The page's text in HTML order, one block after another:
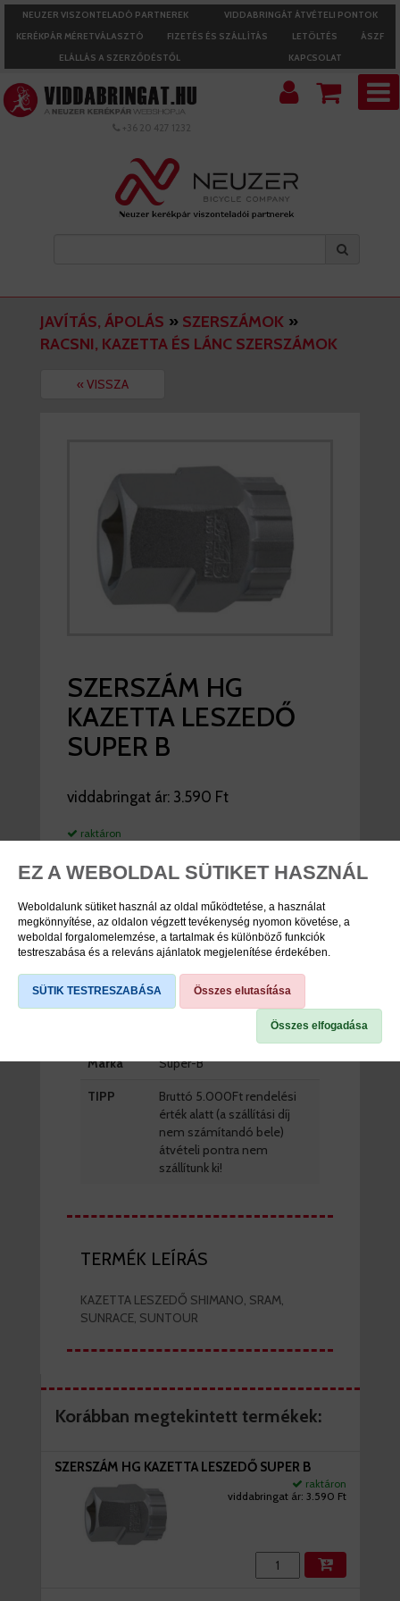
EZ A WEBOLDAL SÜTIKET HASZNÁL
Weboldalunk sütiket használ az oldal működtetése, a használat
megkönnyítése, az oldalon végzett tevékenység nyomon követése, a
weboldal forgalomelemzése, a tartalmak és különböző funkciók
testreszabása és a releváns ajánlatok megjelenítése érdekében.
SÜTIK TESTRESZABÁSA Összes elutasítása
Összes elfogadása
NEUZER VISZONTELADÓ PARTNEREK
VIDDABRINGÁT ÁTVÉTELI PONTOK
KERÉKPÁR MÉRETVÁLASZTÓ
FIZETÉS ÉS SZÁLLÍTÁS LETÖLTÉS
ÁSZF
ELÁLLÁS A SZERZŐDÉSTŐL
KAPCSOLAT
+36 20 427 1232
JAVÍTÁS, ÁPOLÁS » SZERSZÁMOK »
RACSNI, KAZETTA ÉS LÁNC SZERSZÁMOK
« VISSZA
SZERSZÁM HG
KAZETTA LESZEDŐ
SUPER B
viddabringat ár: 3.590 Ft
raktáron
DB
KOSÁRBA
TERMÉK SPECIFIKÁCIÓK
Márka Super-B
TIPP
Bruttó 5.000Ft rendelési
érték alatt (a szállítási díj
nem számítandó bele)
átvételi pontra nem
szállítunk ki!
TERMÉK LEÍRÁS
KAZETTA LESZEDŐ SHIMANO, SRAM,
SUNRACE, SUNTOUR
Korábban megtekintett termékek:
SZERSZÁM HG KAZETTA LESZEDŐ SUPER B
raktáron
viddabringat ár: 3.590 Ft